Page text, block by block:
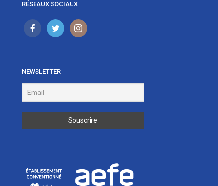
RÉSEAUX SOCIAUX
NEWSLETTER